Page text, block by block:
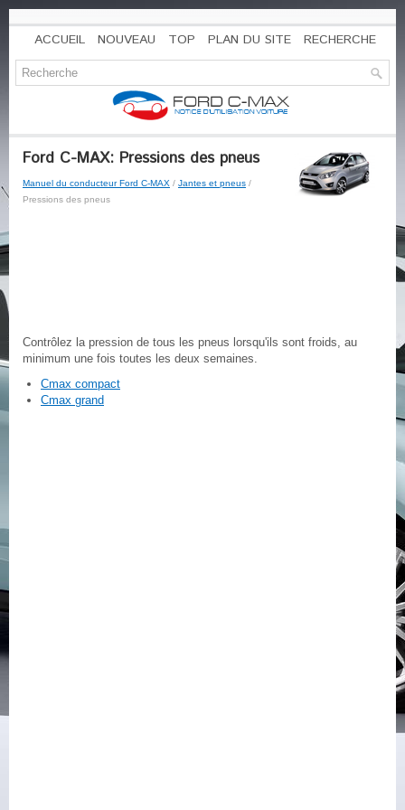
ACCUEIL NOUVEAU TOP PLAN DU SITE RECHERCHE
Ford C-MAX: Pressions des pneus
Manuel du conducteur Ford C-MAX / Jantes et pneus /
Pressions des pneus
Contrôlez la pression de tous les pneus lorsqu'ils sont froids, au
minimum une fois toutes les deux semaines.
Cmax compact
Cmax grand